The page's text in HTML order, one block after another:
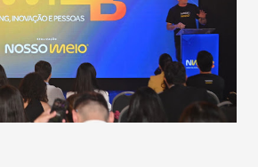
que outros coronavírus”, apontou o
ele, é uma epidemia com chance de
gerar um grande risco à
de saúde. “Precisamos saber fazer a
da doença, para não so...